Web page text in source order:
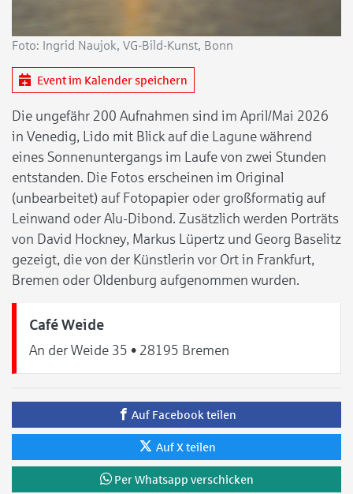
Foto: Ingrid Naujok, VG-Bild-Kunst, Bonn
Event im Kalender speichern
Die ungefähr 200 Aufnahmen sind im April/Mai 2026
in Venedig, Lido mit Blick auf die Lagune während
eines Sonnenuntergangs im Laufe von zwei Stunden
entstanden. Die Fotos erscheinen im Original
(unbearbeitet) auf Fotopapier oder großformatig auf
Leinwand oder Alu-Dibond. Zusätzlich werden Porträts
von David Hockney, Markus Lüpertz und Georg Baselitz
gezeigt, die von der Künstlerin vor Ort in Frankfurt,
Bremen oder Oldenburg aufgenommen wurden.
Café Weide
An der Weide 35 • 28195 Bremen
Auf Facebook teilen
Auf X teilen
Per Whatsapp verschicken